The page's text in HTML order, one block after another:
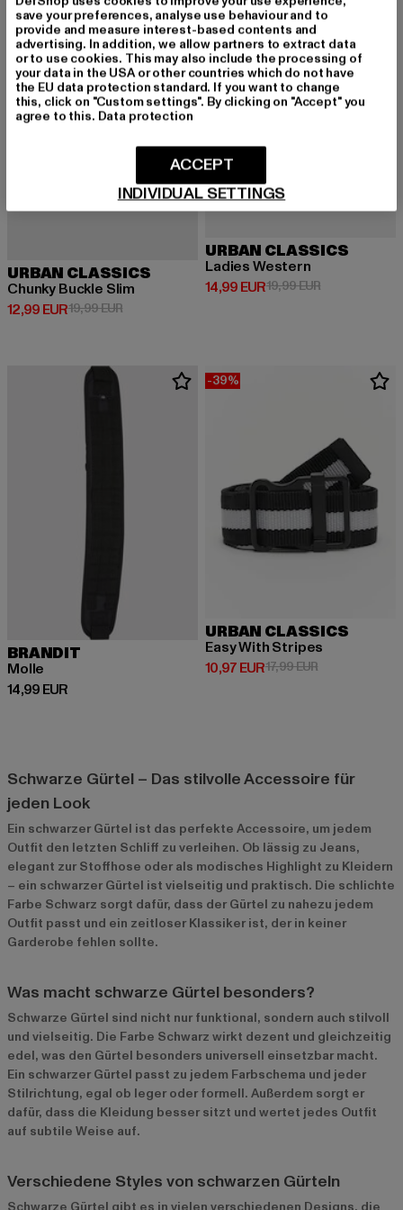
URBAN CLASSICS
Chunky Buckle Slim
12,99 EUR
Derzeitiger Preis: 12,99 EUR
19,99 EURAktionspreis: 19,99 EUR
URBAN CLASSICS
Ladies Western
14,99 EUR
Derzeitiger Preis: 14,99 EUR
19,99 EURAktionspreis:
BRANDIT
Molle
14,99 EUR
Derzeitiger Preis: 14,99 EUR
-39%
URBAN CLASSICS
Easy With Stripes
10,97 EUR
Derzeitiger Preis: 10,97 EUR
17,99 EURAktionspreis:
Schwarze Gürtel – Das stilvolle Accessoire für
jeden Look
Ein schwarzer Gürtel ist das perfekte Accessoire, um jedem
Outfit den letzten Schliff zu verleihen. Ob lässig zu Jeans,
elegant zur Stoffhose oder als modisches Highlight zu Kleidern
– ein schwarzer Gürtel ist vielseitig und praktisch. Die schlichte
Farbe Schwarz sorgt dafür, dass der Gürtel zu nahezu jedem
Outfit passt und ein zeitloser Klassiker ist, der in keiner
Garderobe fehlen sollte.
Was macht schwarze Gürtel besonders?
Schwarze Gürtel sind nicht nur funktional, sondern auch stilvoll
und vielseitig. Die Farbe Schwarz wirkt dezent und gleichzeitig
edel, was den Gürtel besonders universell einsetzbar macht.
Ein schwarzer Gürtel passt zu jedem Farbschema und jeder
Stilrichtung, egal ob leger oder formell. Außerdem sorgt er
dafür, dass die Kleidung besser sitzt und wertet jedes Outfit
auf subtile Weise auf.
Verschiedene Styles von schwarzen Gürteln
save your preferences, analyse use behaviour and to
provide and measure interest-based contents and
advertising. In addition, we allow partners to extract data
or to use cookies. This may also include the processing of
your data in the USA or other countries which do not have
the EU data protection standard. If you want to change
this, click on "Custom settings". By clicking on "Accept" you
agree to this. Data protection
INDIVIDUAL SETTINGS
ACCEPT